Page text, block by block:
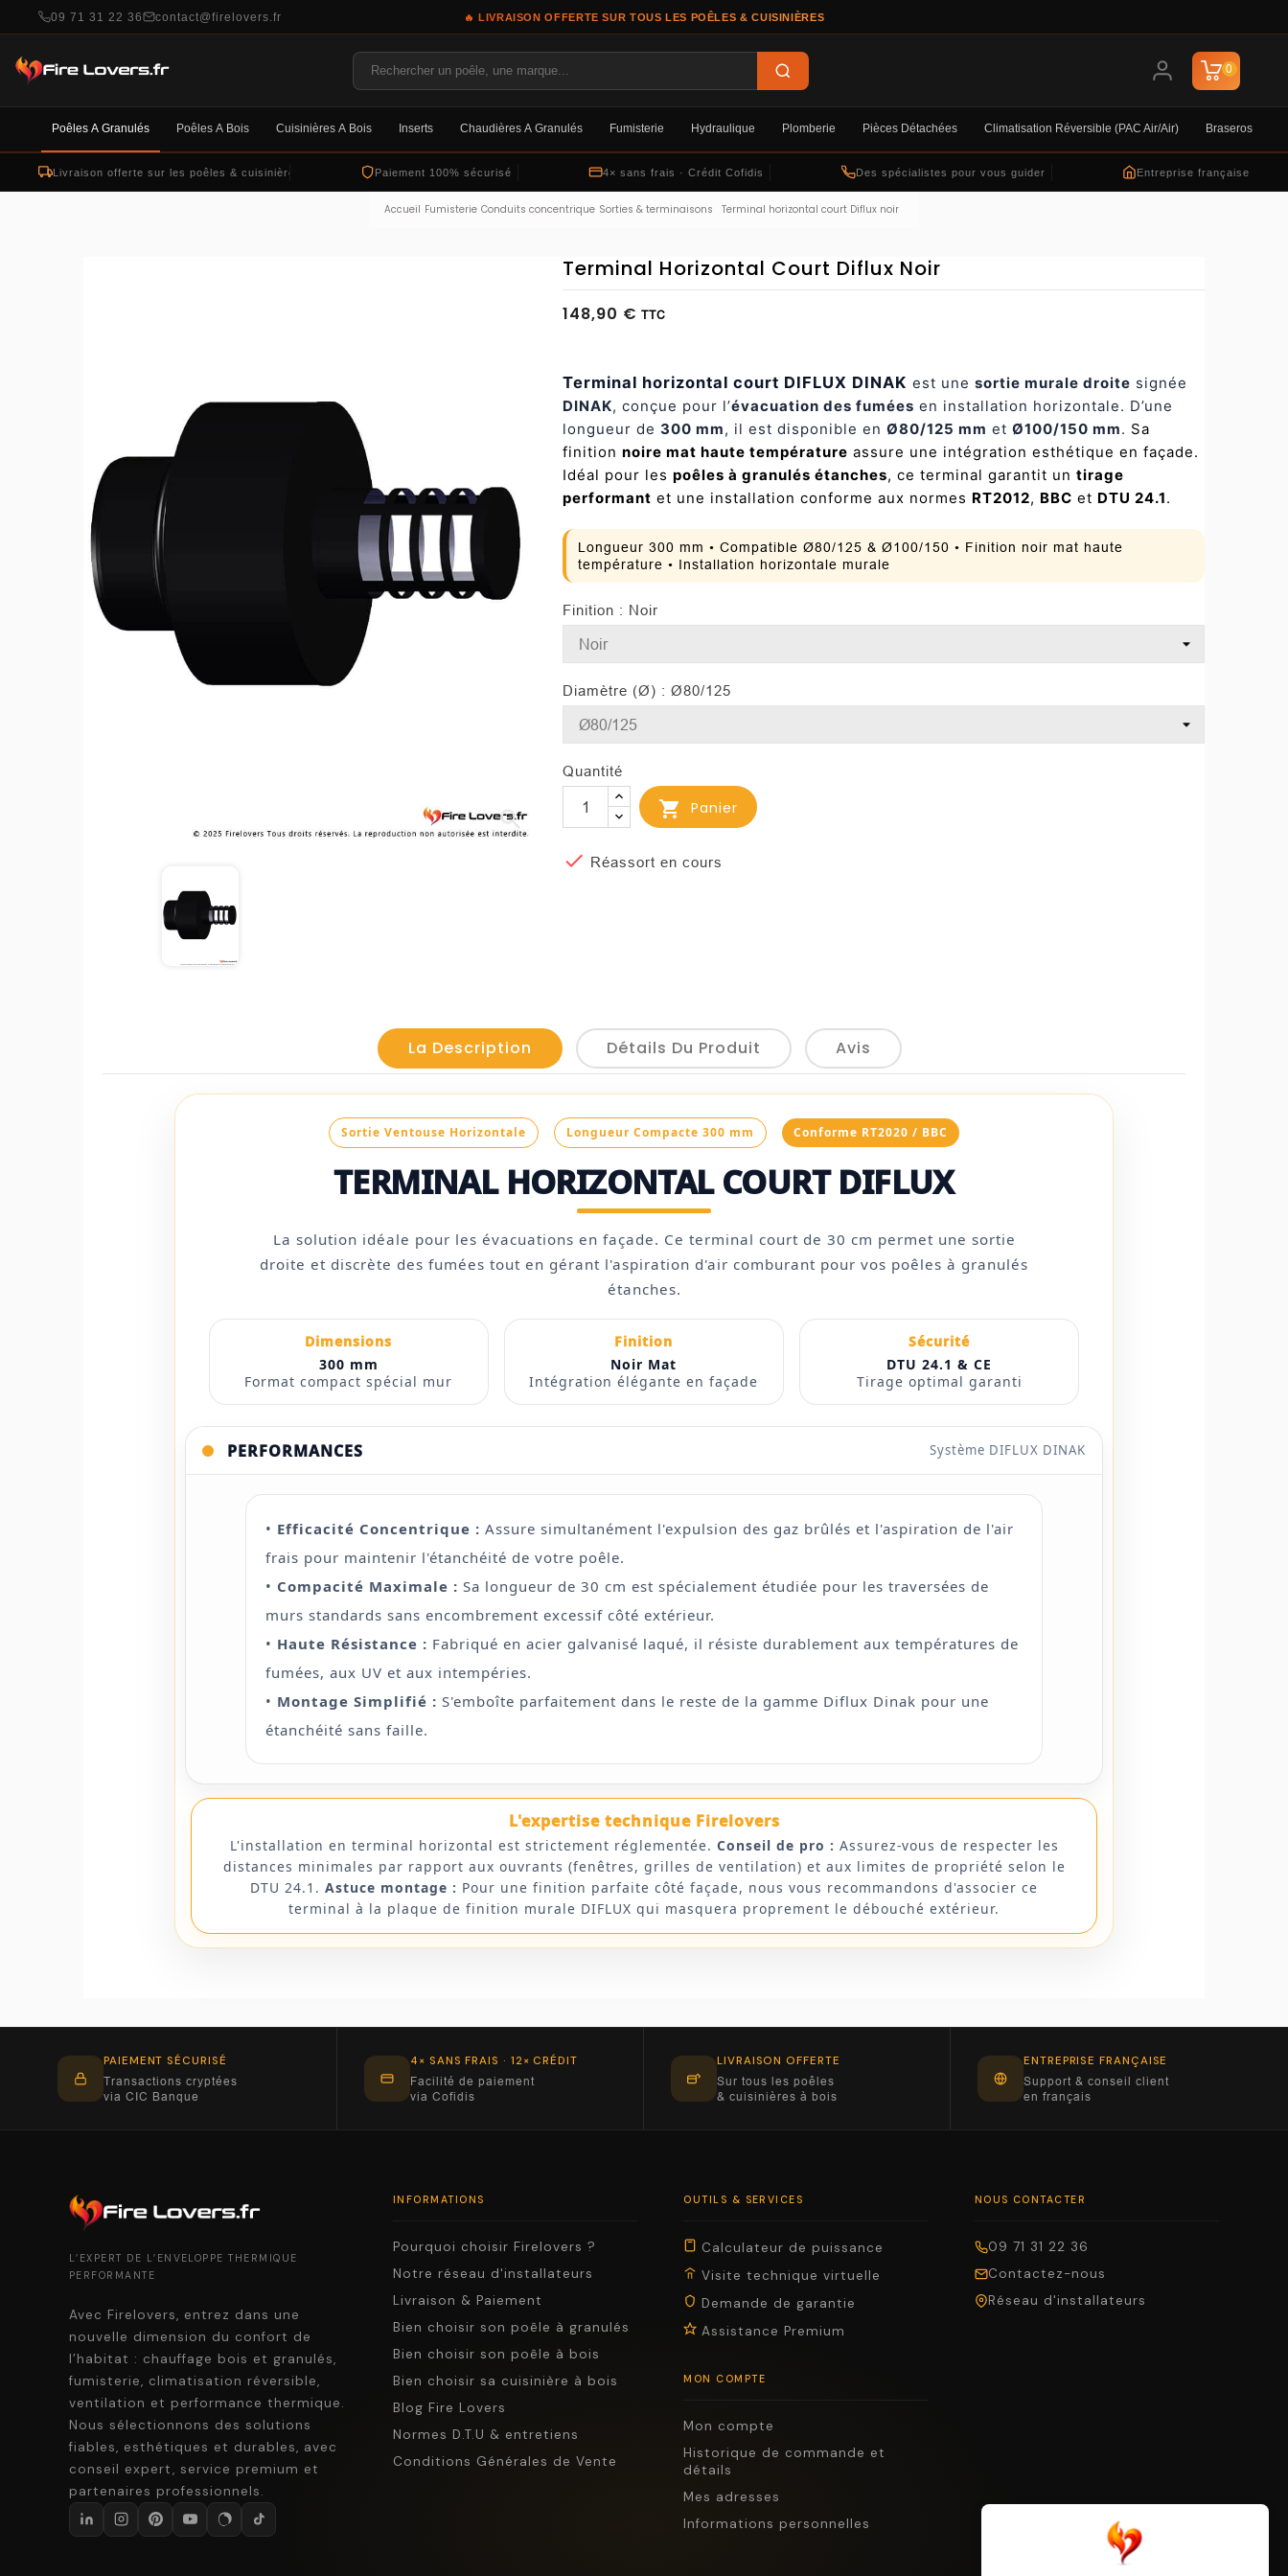
09 71 31 22 36 contact@firelovers.fr 🔥 LIVRAISON OFFERTE SUR TOUS LES POÊLES & CUISINIÈRES
0
Poêles À Granulés Poêles À Bois Cuisinières À Bois Inserts Chaudières À Granulés Fumisterie Hydraulique Plomberie Pièces Détachées Climatisation Réversible (PAC Air/air) Braseros
Livraison offerte sur les poêles & cuisinières Paiement 100% sécurisé 4× sans frais · Crédit Cofidis Des spécialistes pour vous guider Entreprise française
Accueil Fumisterie Conduits concentrique Sorties & terminaisons Terminal horizontal court Diflux noir
search
Terminal Horizontal Court Diflux Noir
148,90 € TTC
Terminal horizontal court DIFLUX DINAK est une sortie murale droite signée
DINAK, conçue pour l’évacuation des fumées en installation horizontale. D’une
longueur de 300 mm, il est disponible en Ø80/125 mm et Ø100/150 mm. Sa
finition noire mat haute température assure une intégration esthétique en façade.
Idéal pour les poêles à granulés étanches, ce terminal garantit un tirage
performant et une installation conforme aux normes RT2012, BBC et DTU 24.1.
Longueur 300 mm • Compatible Ø80/125 & Ø100/150 • Finition noir mat haute
température • Installation horizontale murale
Finition : Noir
Diamètre (Ø) : Ø80/125
Quantité
 Panier
 Réassort en cours
La Description Détails Du Produit Avis
Sortie Ventouse Horizontale Longueur Compacte 300 mm Conforme RT2020 / BBC
TERMINAL HORIZONTAL COURT DIFLUX
La solution idéale pour les évacuations en façade. Ce terminal court de 30 cm permet une sortie
droite et discrète des fumées tout en gérant l'aspiration d'air comburant pour vos poêles à granulés
étanches.
Dimensions
300 mm
Format compact spécial mur
Finition
Noir Mat
Intégration élégante en façade
Sécurité
DTU 24.1 & CE
Tirage optimal garanti
PERFORMANCES Système DIFLUX DINAK
• Efficacité Concentrique : Assure simultanément l'expulsion des gaz brûlés et l'aspiration de l'air
frais pour maintenir l'étanchéité de votre poêle.
• Compacité Maximale : Sa longueur de 30 cm est spécialement étudiée pour les traversées de
murs standards sans encombrement excessif côté extérieur.
• Haute Résistance : Fabriqué en acier galvanisé laqué, il résiste durablement aux températures de
fumées, aux UV et aux intempéries.
• Montage Simplifié : S'emboîte parfaitement dans le reste de la gamme Diflux Dinak pour une
étanchéité sans faille.
L'expertise technique Firelovers
L'installation en terminal horizontal est strictement réglementée. Conseil de pro : Assurez-vous de respecter les
distances minimales par rapport aux ouvrants (fenêtres, grilles de ventilation) et aux limites de propriété selon le
DTU 24.1. Astuce montage : Pour une finition parfaite côté façade, nous vous recommandons d'associer ce
terminal à la plaque de finition murale DIFLUX qui masquera proprement le débouché extérieur.
PAIEMENT SÉCURISÉ
Transactions cryptées
via CIC Banque
4× SANS FRAIS · 12× CRÉDIT
Facilité de paiement
via Cofidis
LIVRAISON OFFERTE
Sur tous les poêles
& cuisinières à bois
ENTREPRISE FRANÇAISE
Support & conseil client
en français
L’EXPERT DE L’ENVELOPPE THERMIQUE
PERFORMANTE
Avec Firelovers, entrez dans une
nouvelle dimension du confort de
l’habitat : chauffage bois et granulés,
fumisterie, climatisation réversible,
ventilation et performance thermique.
Nous sélectionnons des solutions
fiables, esthétiques et durables, avec
conseil expert, service premium et
partenaires professionnels.
INFORMATIONS
Pourquoi choisir Firelovers ?
Notre réseau d'installateurs
Livraison & Paiement
Bien choisir son poêle à granulés
Bien choisir son poêle à bois
Bien choisir sa cuisinière à bois
Blog Fire Lovers
Normes D.T.U & entretiens
Conditions Générales de Vente
OUTILS & SERVICES
Calculateur de puissance
Visite technique virtuelle
Demande de garantie
Assistance Premium
MON COMPTE
Mon compte
Historique de commande et
détails
Mes adresses
Informations personnelles
NOUS CONTACTER
09 71 31 22 36
Contactez-nous
Réseau d'installateurs